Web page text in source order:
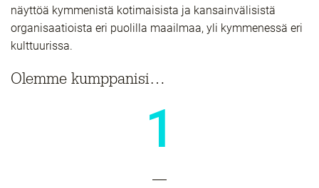
näyttöä kymmenistä kotimaisista ja kansainvälisistä
organisaatioista eri puolilla maailmaa, yli kymmenessä eri
kulttuurissa.
Olemme kumppanisi…
1